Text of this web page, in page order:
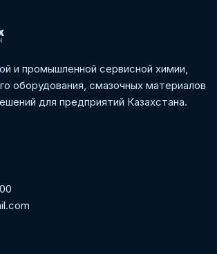
и промышленной сервисной химии,
оборудования, смазочных материалов
для предприятий Казахстана.